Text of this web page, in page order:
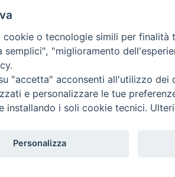
Privacy Policy
riservati - Vita Trentina
cookie o tecnologie simili per
semplici", "miglioramento
"accetta" acconsenti all'utilizzo dei
e personalizzare le tue
installando i soli cookie tecnici.
Personalizza